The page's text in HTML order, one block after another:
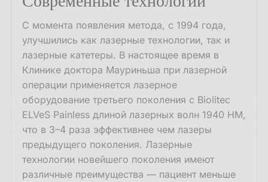
С момента появления метода, с 1994 года,
улучшились как лазерные технологии, так и
лазерные катетеры. В настоящее время в
Клинике доктора Мауриньша при лазерной
операции применяется лазерное
оборудование третьего поколения с Biolitec
ELVeS Painless длиной лазерных волн 1940 НМ,
что в 3–4 раза эффективнее чем лазеры
предыдущего поколения. Лазерные
технологии новейшего поколения имеют
различные преимущества — пациент меньше